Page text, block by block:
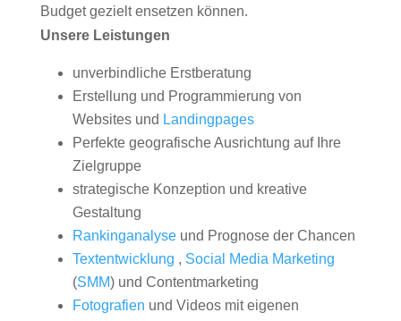
Budget gezielt ensetzen können.
Unsere Leistungen
unverbindliche Erstberatung
Erstellung und Programmierung von
Websites und Landingpages
Perfekte geografische Ausrichtung auf Ihre
Zielgruppe
strategische Konzeption und kreative
Gestaltung
Rankinganalyseund Prognose der Chancen
Textentwicklung , Social Media Marketing
(SMM) und Contentmarketing
Fotografien und Videos mit eigenen